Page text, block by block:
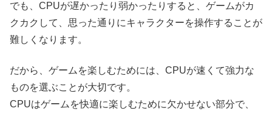
でも、CPUが遅かったり弱かったりすると、ゲームがカ
クカクして、思った通りにキャラクターを操作することが
難しくなります。
だから、ゲームを楽しむためには、CPUが速くて強力な
ものを選ぶことが大切です。
CPUはゲームを快適に楽しむために欠かせない部分で、